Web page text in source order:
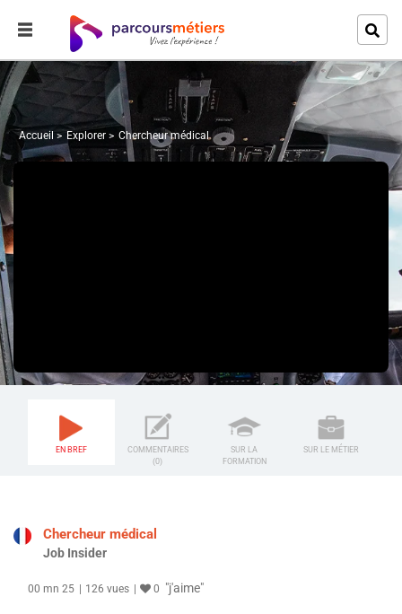
Accueil Explorer Chercheur médical
EN BREF
COMMENTAIRES
(0)
SUR LA
FORMATION
SUR LE MÉTIER
Chercheur médical
Job Insider
00 mn 25 126 vues 0 "j'aime"